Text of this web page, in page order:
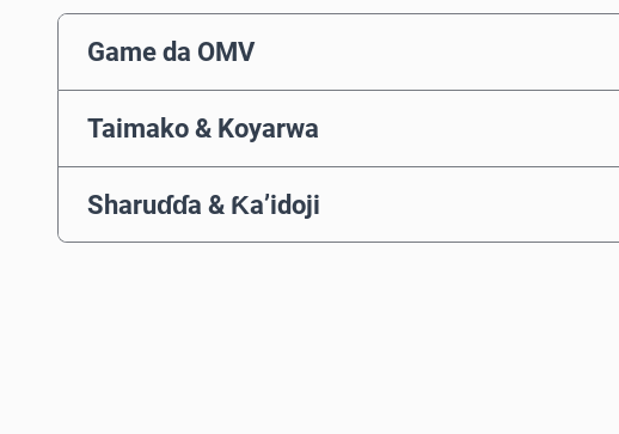
Game da OMV
Taimako & Koyarwa
Sharuɗɗa & Ƙa’idoji